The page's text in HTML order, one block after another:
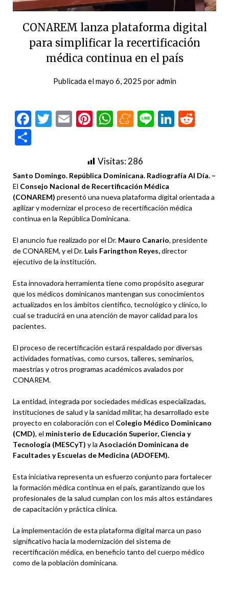
CONAREM lanza plataforma digital
para simplificar la recertificación
médica continua en el país
Publicada elmayo 6, 2025 poradmin
Facebook
Twitter
EmailPinterest
WhatsApp
Meneame
Line
Visitas:286
Santo Domingo. República Dominicana. Radiografía Al Día. –
El Consejo Nacional de Recertificación Médica
(CONAREM) presentó una nueva plataforma digital orientada a
agilizar y modernizar el proceso de recertificación médica
continua en la República Dominicana.
El anuncio fue realizado por el Dr. Mauro Canario, presidente
de CONAREM, y el Dr. Luis Faringthon Reyes,director
ejecutivo de la institución.
Esta innovadora herramienta tiene como propósito asegurar
que los médicos dominicanos mantengan sus conocimientos
actualizados en los ámbitos científico, tecnológico y clínico, lo
cual se traducirá en una atención de mayor calidad para los
pacientes.
El proceso de recertificación estará respaldado por diversas
actividades formativas, como cursos, talleres, seminarios,
maestrías y otros programas académicos avalados por
CONAREM.
La entidad, integrada por sociedades médicas especializadas,
instituciones de salud y la sanidad militar, ha desarrollado este
proyecto en colaboración con el Colegio Médico Dominicano
(CMD), el ministerio de Educación Superior, Ciencia y
Tecnología (MESCyT) y la Asociación Dominicana de
Facultades y Escuelas de Medicina (ADOFEM).
Esta iniciativa representa un esfuerzo conjunto para fortalecer
la formación médica continua en el país, garantizando que los
profesionales de la salud cumplan con los más altos estándares
de capacitación y práctica clínica.
La implementación de esta plataforma digital marca un paso
significativo hacia la modernización del sistema de
recertificación médica, en beneficio tanto del cuerpo médico
como de la población dominicana.